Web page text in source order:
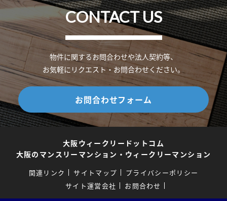
CONTACT US
物件に関するお問合わせや法人契約等、
お気軽にリクエスト・お問合わせください。
お問合わせフォーム
大阪ウィークリードットコム
大阪のマンスリーマンション・ウィークリーマンション
関連リンク サイトマップ
プライバシーポリシー
サイト運営会社
お問合わせ